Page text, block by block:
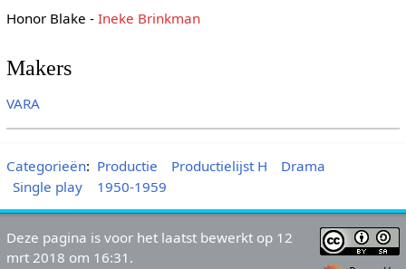
Honor Blake - Ineke Brinkman
Makers
VARA
Categorieën: Productie Productielijst H
Drama
Single play
1950-1959
Deze pagina is voor het laatst bewerkt op 12
mrt 2018 om 16:31.